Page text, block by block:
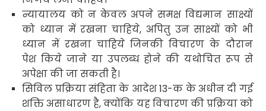
न्यायालय को न केवल अपने समक्ष विद्यमान साक्ष्यों
को ध्यान में रखना चाहिये, अपितु उन साक्ष्यों को भी
ध्यान में रखना चाहिये जिनकी विचारण के दौरान
पेश किये जाने या उपलब्ध होने की यथोचित रूप से
अपेक्षा की जा सकती है।
सिविल प्रक्रिया संहिता के आदेश13-क के अधीन दी गई
शक्ति असाधारण है,क्योंकि यह विचारण की प्रक्रिया को